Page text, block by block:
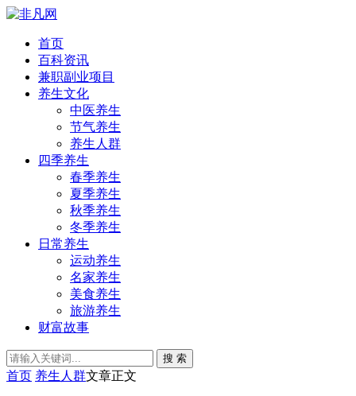
首页
百科资讯
兼职副业项目
养生文化
中医养生
节气养生
养生人群
四季养生
春季养生
夏季养生
秋季养生
冬季养生
日常养生
运动养生
名家养生
美食养生
旅游养生
财富故事
搜 索
首页 养生人群文章正文